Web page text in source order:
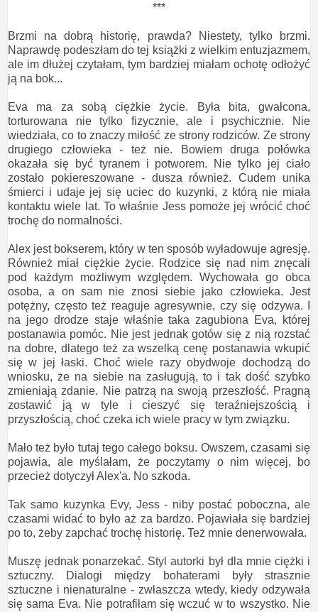
***
Brzmi na dobrą historię, prawda? Niestety, tylko brzmi.
Naprawdę podeszłam do tej książki z wielkim entuzjazmem,
ale im dłużej czytałam, tym bardziej miałam ochotę odłożyć
ją na bok...
Eva ma za sobą ciężkie życie. Była bita, gwałcona,
torturowana nie tylko fizycznie, ale i psychicznie. Nie
wiedziała, co to znaczy miłość ze strony rodziców. Ze strony
drugiego człowieka - też nie. Bowiem druga połówka
okazała się być tyranem i potworem. Nie tylko jej ciało
zostało pokiereszowane - dusza również. Cudem unika
śmierci i udaje jej się uciec do kuzynki, z którą nie miała
kontaktu wiele lat. To właśnie Jess pomoże jej wrócić choć
trochę do normalności.
Alex jest bokserem, który w ten sposób wyładowuje agresję.
Również miał ciężkie życie. Rodzice się nad nim znęcali
pod każdym możliwym względem. Wychowała go obca
osoba, a on sam nie znosi siebie jako człowieka. Jest
potężny, często też reaguje agresywnie, czy się odzywa. I
na jego drodze staje właśnie taka zagubiona Eva, której
postanawia pomóc. Nie jest jednak gotów się z nią rozstać
na dobre, dlatego też za wszelką cenę postanawia wkupić
się w jej łaski. Choć wiele razy obydwoje dochodzą do
wniosku, że na siebie na zasługują, to i tak dość szybko
zmieniają zdanie. Nie patrzą na swoją przeszłość. Pragną
zostawić ją w tyle i cieszyć się teraźniejszością i
przyszłością, choć czeka ich wiele pracy w tym związku.
Mało też było tutaj tego całego boksu. Owszem, czasami się
pojawia, ale myślałam, że poczytamy o nim więcej, bo
przecież dotyczył Alex'a. No szkoda.
Tak samo kuzynka Evy, Jess - niby postać poboczna, ale
czasami widać to było aż za bardzo. Pojawiała się bardziej
po to, żeby zapchać trochę historię. Też mnie denerwowała.
Muszę jednak ponarzekać. Styl autorki był dla mnie ciężki i
sztuczny. Dialogi między bohaterami były strasznie
sztuczne i nienaturalne - zwłaszcza wtedy, kiedy odzywała
się sama Eva. Nie potrafiłam się wczuć w to wszystko. Nie